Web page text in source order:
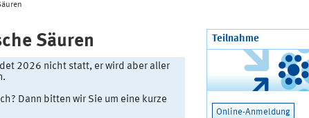
Säuren
2026 nicht statt, er wird aber aller
Dann bitten wir Sie um eine kurze
Teilnahme
Online-Anmeldung